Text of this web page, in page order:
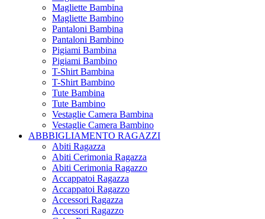
Magliette Bambina
Magliette Bambino
Pantaloni Bambina
Pantaloni Bambino
Pigiami Bambina
Pigiami Bambino
T-Shirt Bambina
T-Shirt Bambino
Tute Bambina
Tute Bambino
Vestaglie Camera Bambina
Vestaglie Camera Bambino
ABBBIGLIAMENTO RAGAZZI
Abiti Ragazza
Abiti Cerimonia Ragazza
Abiti Cerimonia Ragazzo
Accappatoi Ragazza
Accappatoi Ragazzo
Accessori Ragazza
Accessori Ragazzo